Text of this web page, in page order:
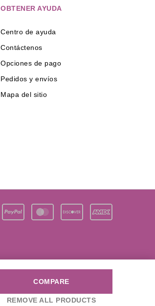
OBTENER AYUDA
Centro de ayuda
Contáctenos
Opciones de pago
Pedidos y envíos
Mapa del sitio
COMPARE
REMOVE ALL PRODUCTS